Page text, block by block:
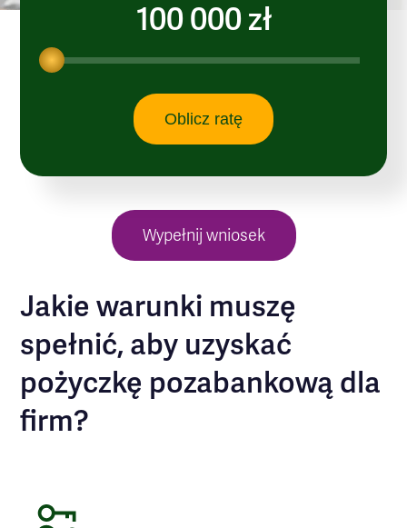
100 000 zł
Oblicz ratę
Wypełnij wniosek
Jakie warunki muszę
spełnić, aby uzyskać
pożyczkę pozabankową dla
firm?